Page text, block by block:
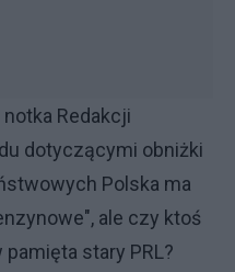
notka Redakcji
dotyczącymi obniżki
Polska ma
ale czy ktoś
stary PRL?